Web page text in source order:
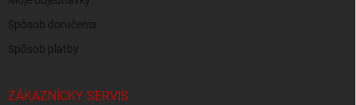
Spôsob doručenia
Spôsob platby
ZÁKAZNÍCKY SERVIS